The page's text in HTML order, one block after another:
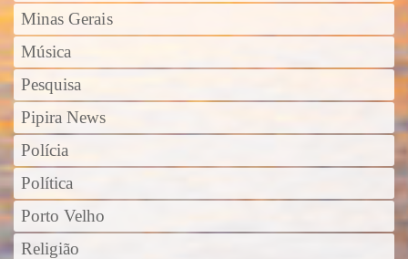
Minas Gerais
Música
Pesquisa
Pipira News
Polícia
Política
Porto Velho
Religião